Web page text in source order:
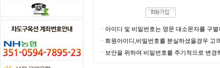
ㆍ아이디 및 비밀번호는 영문 대소문자를 구
ㆍ회원아이디,비밀번호를 분실하셨을경우 고
ㆍ보안을 위하여 비밀번호를 주기적으로 변경